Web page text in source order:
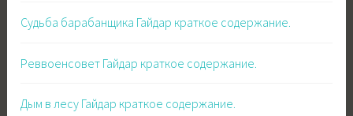
Судьба барабанщика Гайдар краткое содержание.
Реввоенсовет Гайдар краткое содержание.
Дым в лесу Гайдар краткое содержание.